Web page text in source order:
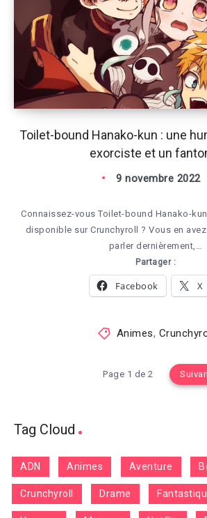
Toilet-bound Hanako-kun : une
exorciste et un
9 novembre 2022
Connaissez-vous Toilet-bound Hanako-
disponible sur Crunchyroll ? Vous en
parler dernièrement,…
Partager :
Facebook X
Animes,
Page 1 de 2
Tag Cloud
ADN Animes Aventure
Crunchyroll Drame